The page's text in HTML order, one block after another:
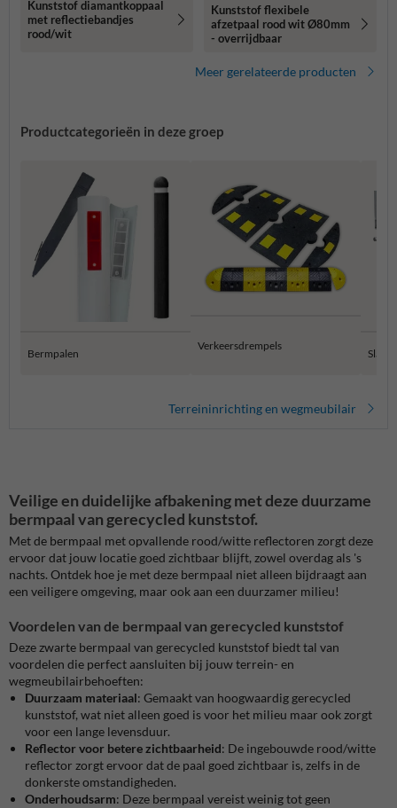
Kunststof diamantkoppaal
met reflectiebandjes
rood/wit
Kunststof flexibele
afzetpaal rood wit Ø80mm
- overrijdbaar
Meer gerelateerde producten
Productcategorieën in deze groep
Bermpalen
Verkeersdrempels
Terreininrichting en wegmeubilair
Veilige en duidelijke afbakening met deze duurzame
bermpaal van gerecycled kunststof.
Met de bermpaal met opvallende rood/witte reflectoren zorgt deze
ervoor dat jouw locatie goed zichtbaar blijft, zowel overdag als 's
nachts. Ontdek hoe je met deze bermpaal niet alleen bijdraagt aan
een veiligere omgeving, maar ook aan een duurzamer milieu!
Voordelen van de bermpaal van gerecycled kunststof
Deze zwarte bermpaal van gerecycled kunststof biedt tal van
voordelen die perfect aansluiten bij jouw terrein- en
wegmeubilairbehoeften:
Duurzaam materiaal: Gemaakt van hoogwaardig gerecycled
kunststof, wat niet alleen goed is voor het milieu maar ook zorgt
voor een lange levensduur.
Reflector voor betere zichtbaarheid: De ingebouwde rood/witte
reflector zorgt ervoor dat de paal goed zichtbaar is, zelfs in de
donkerste omstandigheden.
Onderhoudsarm: Deze bermpaal vereist weinig tot geen